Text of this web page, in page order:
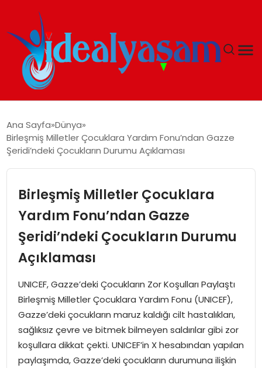
GÜNDEM
İDEAL YAŞAM
İDEAL SPOR
YAŞAM
MAGAZIN
SAĞLIK
SOSYAL HABER
Ana Sayfa Dünya
Birleşmiş Milletler Çocuklara Yardım Fonu’ndan Gazze
Şeridi’ndeki Çocukların Durumu Açıklaması
Birleşmiş Milletler Çocuklara
Yardım Fonu’ndan Gazze
Şeridi’ndeki Çocukların Durumu
Açıklaması
UNICEF, Gazze’deki Çocukların Zor Koşulları Paylaştı
Birleşmiş Milletler Çocuklara Yardım Fonu (UNICEF),
Gazze’deki çocukların maruz kaldığı cilt hastalıkları,
sağlıksız çevre ve bitmek bilmeyen saldırılar gibi zor
koşullara dikkat çekti. UNICEF’in X hesabından yapılan
paylaşımda, Gazze’deki çocukların durumuna ilişkin